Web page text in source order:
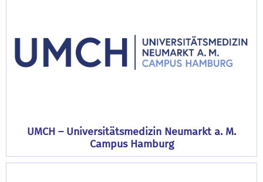
UMCH – Universitätsmedizin Neumarkt a. M.
Campus Hamburg